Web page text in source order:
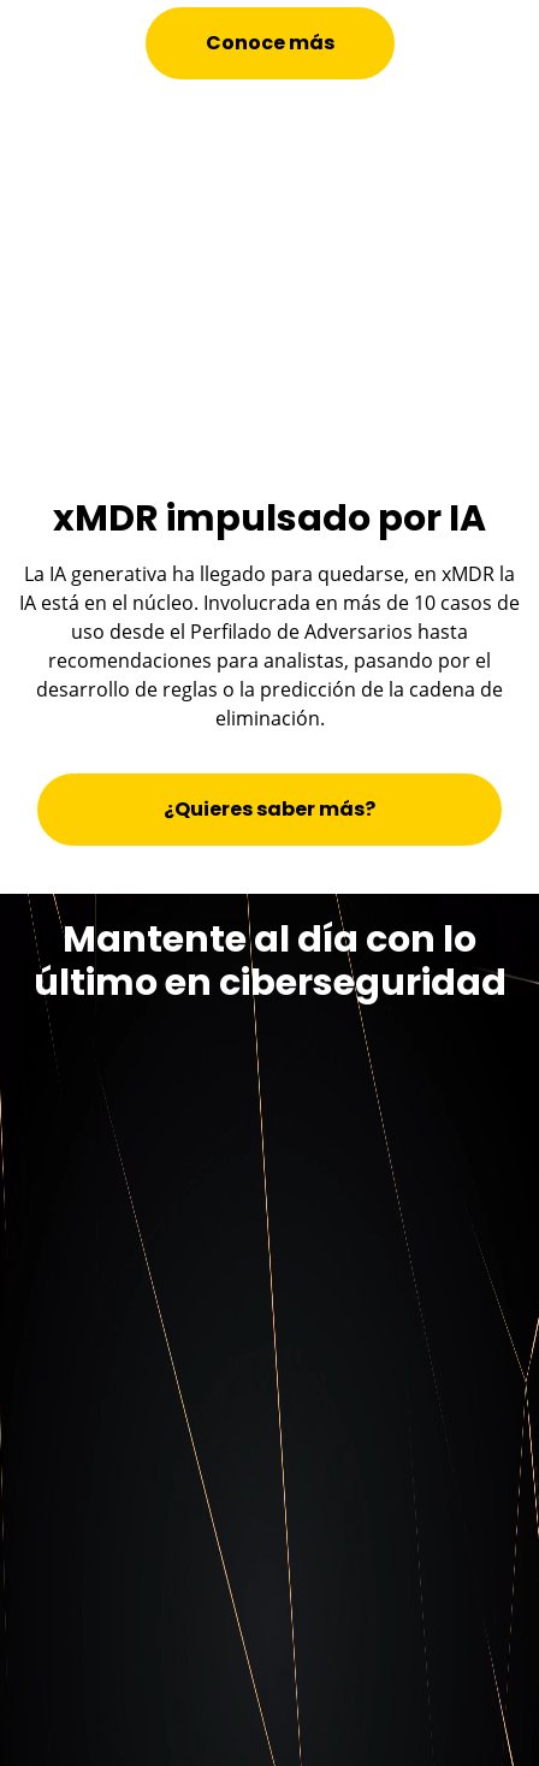
Conoce más
xMDR impulsado por IA
La IA generativa ha llegado para quedarse, en xMDR la
IA está en el núcleo. Involucrada en más de 10 casos de
uso desde el Perfilado de Adversarios hasta
recomendaciones para analistas, pasando por el
desarrollo de reglas o la predicción de la cadena de
eliminación.
¿Quieres saber más?
Mantente al día con lo
último en ciberseguridad
Recursos de la Unidad x-63
Lee sobre lo último en campañas de actores y
tendencias y cómo contrarrestarlas.
Consulta nuestros recursos